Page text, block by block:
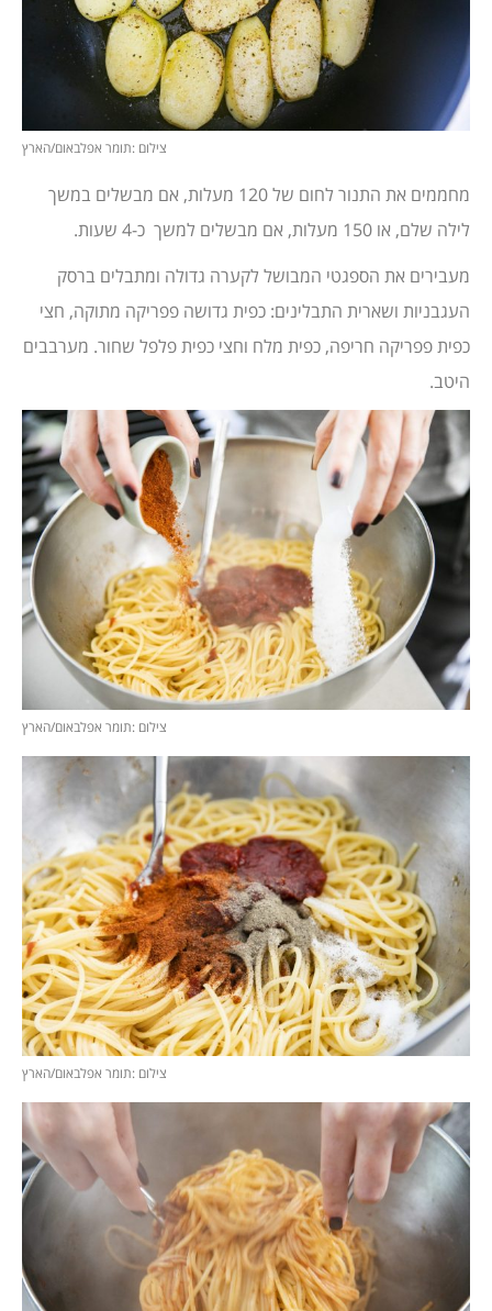
צילום :תומר אפלבאום/הארץ
מחממים את התנור לחום של 120 מעלות, אם מבשלים במשך
לילה שלם, או 150 מעלות, אם מבשלים למשך כ-4 שעות.
מעבירים את הספגטי המבושל לקערה גדולה ומתבלים ברסק
העגבניות ושארית התבלינים: כפית גדושה פפריקה מתוקה, חצי
כפית פפריקה חריפה, כפית מלח וחצי כפית פלפל שחור. מערבבים
היטב.
צילום :תומר אפלבאום/הארץ
צילום :תומר אפלבאום/הארץ